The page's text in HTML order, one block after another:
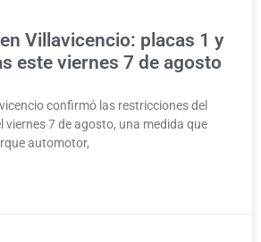
Villavicencio: placas 1 y
este viernes 7 de agosto
confirmó las restricciones del
viernes 7 de agosto, una medida que
automotor,